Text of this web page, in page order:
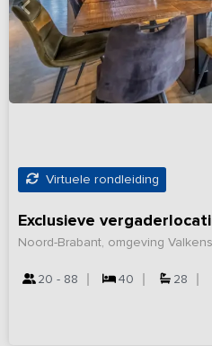
Virtuele rondleiding
Exclusieve
Noord-Brabant, omgeving
20 - 88 40 28